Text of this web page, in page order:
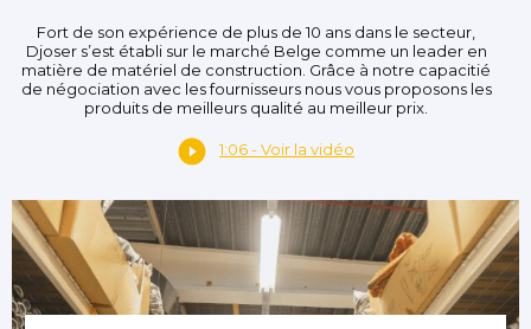
Fort de son expérience de plus de 10 ans dans le secteur,
Djoser s’est établi sur le marché Belge comme un leader en
matière de matériel de construction. Grâce à notre capacitié
de négociation avec les fournisseurs nous vous proposons les
produits de meilleurs qualité au meilleur prix.
1:06 - Voir la vidéo